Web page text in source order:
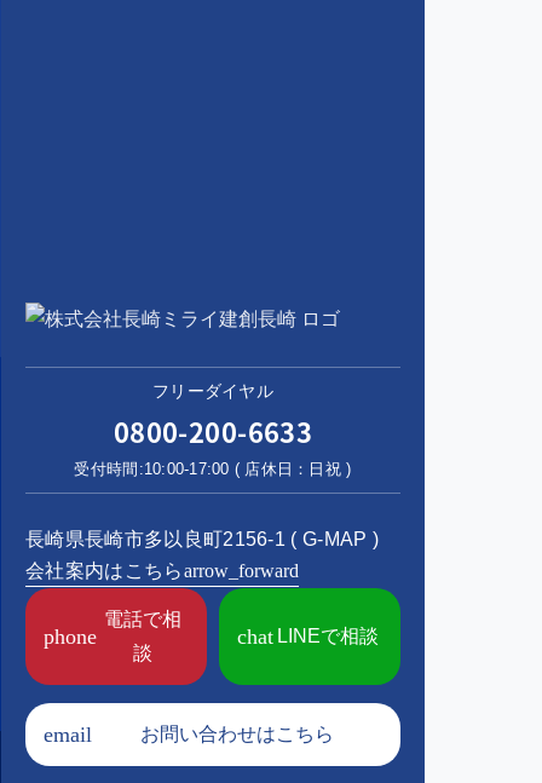
フリーダイヤル
0800-200-6633
受付時間:10:00-17:00 ( 店休日：日祝 )
長崎県長崎市多以良町2156-1 (G-MAP )
会社案内はこちらarrow_forward
phone
電話で相
談
chat LINEで相談
email お問い合わせはこちら